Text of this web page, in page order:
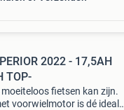
2022 - 17,5AH
TOP-
fietsen kan zijn.
voorwielmotor is dé ideale